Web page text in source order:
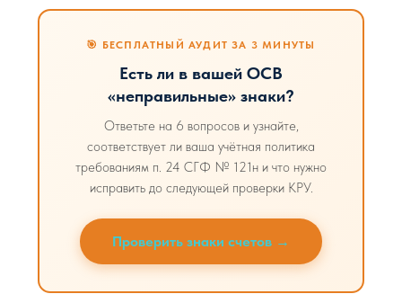
🎯 БЕСПЛАТНЫЙ АУДИТ ЗА 3 МИНУТЫ
Есть ли в вашей ОСВ
«неправильные» знаки?
Ответьте на 6 вопросов и узнайте,
соответствует ли ваша учётная политика
требованиям п. 24 СГФ № 121н и что нужно
исправить до следующей проверки КРУ.
Проверить знаки счетов →